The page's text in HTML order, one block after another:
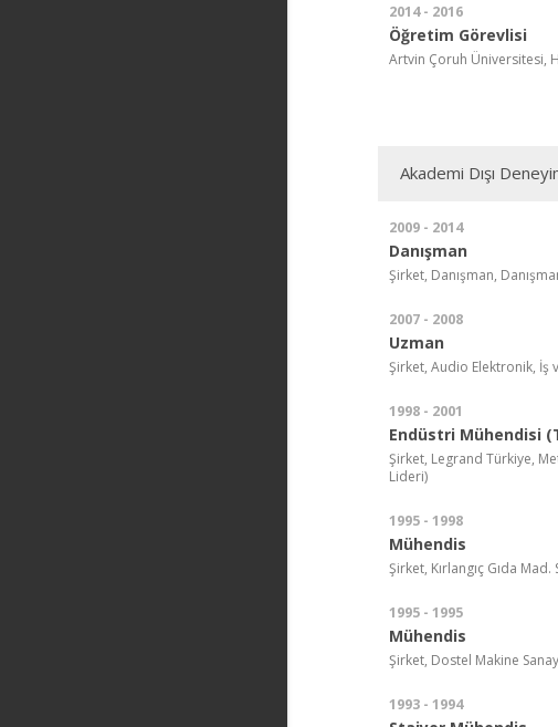
2014 - 2016
Öğretim Görevlisi
Artvin Çoruh Üniversitesi,
Akademi Dışı
2009 - 2014
Danışman
Şirket, Danışman,
2007 - 2008
Uzman
Şirket, Audio Elektronik, İş
1998 - 2001
Endüstri Mühendisi
Şirket, Legrand Türkiye,
Lideri)
1995 - 1998
Mühendis
Şirket, Kırlangıç Gıda
1995 - 1995
Mühendis
Şirket, Dostel Makine
1993 - 1994